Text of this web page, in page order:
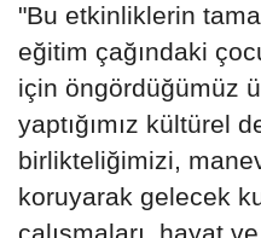
"Bu etkinliklerin
eğitim çağındaki
için öngördüğümüz
yaptığımız kültürel
birlikteliğimizi,
koruyarak gelecek